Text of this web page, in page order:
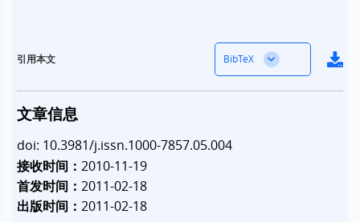
引用本文 BibTeX
文章信息
doi: 10.3981/j.issn.1000-7857.05.004
接收时间：2010-11-19
首发时间：2011-02-18
出版时间：2011-02-18